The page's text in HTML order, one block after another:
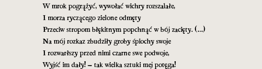
W mrok pogrążyć, wywołać wichry rozszalałe,
I morza ryczącego zielone odmęty
Przeciw stropom błękitnym popchnąć w bój zacięty. (…)
Na mój rozkaz zbudziły groby śpiochy swoje
I rozwarłszy przed nimi czarne swe podwoje,
Wyjść im dały! – tak wielka sztuki mej potęga!